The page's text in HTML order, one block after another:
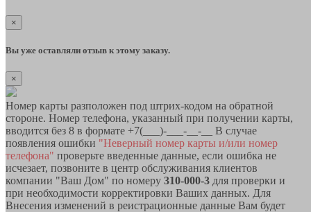
×
Вы уже оставляли отзыв к этому заказу.
×
Номер карты разположен под штрих-кодом на обратной
стороне. Номер телефона, указанный при получении карты,
вводится без 8 в формате +7(___)-___-__-__ В случае
появления ошибки "Неверный номер карты и/или номер
телефона" проверьте введенные данные, если ошибка не
исчезает, позвоните в центр обслуживания клиентов
компании "Ваш Дом" по номеру 310-000-3 для проверки и
при необходимости корректировки Ваших данных. Для
Внесения изменений в реистрационные данные Вам будет